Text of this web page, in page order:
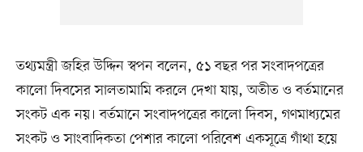
তথ্যমন্ত্রী জহির উদ্দিন স্বপন বলেন, ৫১ বছর পর সংবাদপত্রের
কালো দিবসের সালতামামি করলে দেখা যায়, অতীত ও বর্তমানের
সংকট এক নয়। বর্তমানে সংবাদপত্রের কালো দিবস, গণমাধ্যমের
সংকট ও সাংবাদিকতা পেশার কালো পরিবেশ একসূত্রে গাঁথা হয়ে